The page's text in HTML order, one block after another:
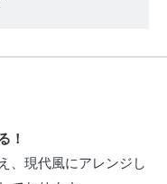
！
、現代風にアレンジし